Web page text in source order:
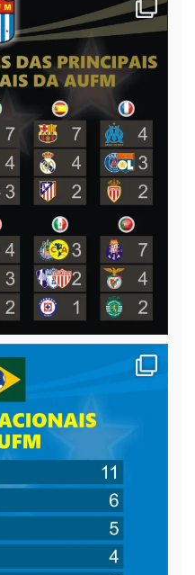
desta segunda, 8 de
da temporada
da AUFM, com a
do nosso Campeonato